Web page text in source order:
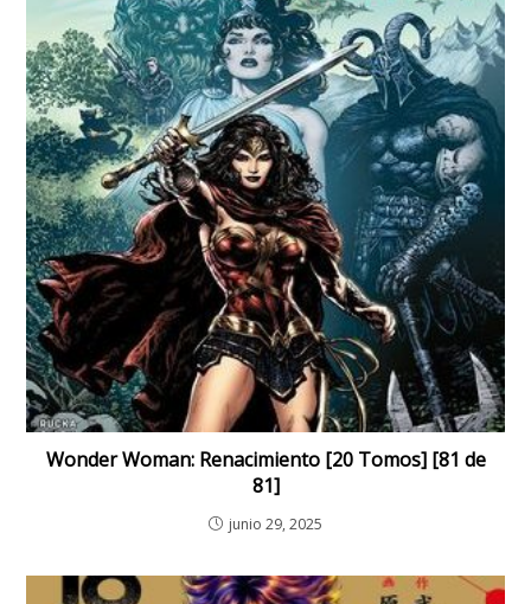
Wonder Woman: Renacimiento [20 Tomos] [81 de
81]
junio 29, 2025